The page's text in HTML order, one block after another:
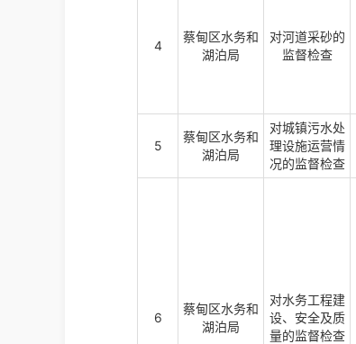
4
蔡甸区水务和
湖泊局
对河道采砂的
监督检查
5
蔡甸区水务和
湖泊局
对城镇污水处
理设施运营情
况的监督检查
6
蔡甸区水务和
湖泊局
对水务工程建
设、安全及质
量的监督检查